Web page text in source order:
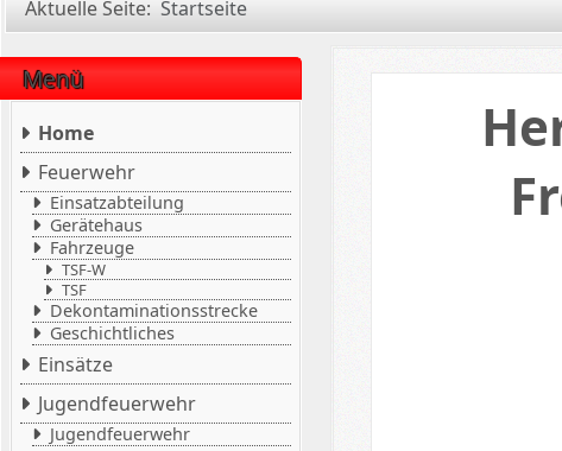
Aktuelle Seite: Startseite
Menü
Home
Feuerwehr
Einsatzabteilung
Gerätehaus
Fahrzeuge
TSF-W
TSF
Dekontaminationsstrecke
Geschichtliches
Einsätze
Jugendfeuerwehr
Jugendfeuerwehr